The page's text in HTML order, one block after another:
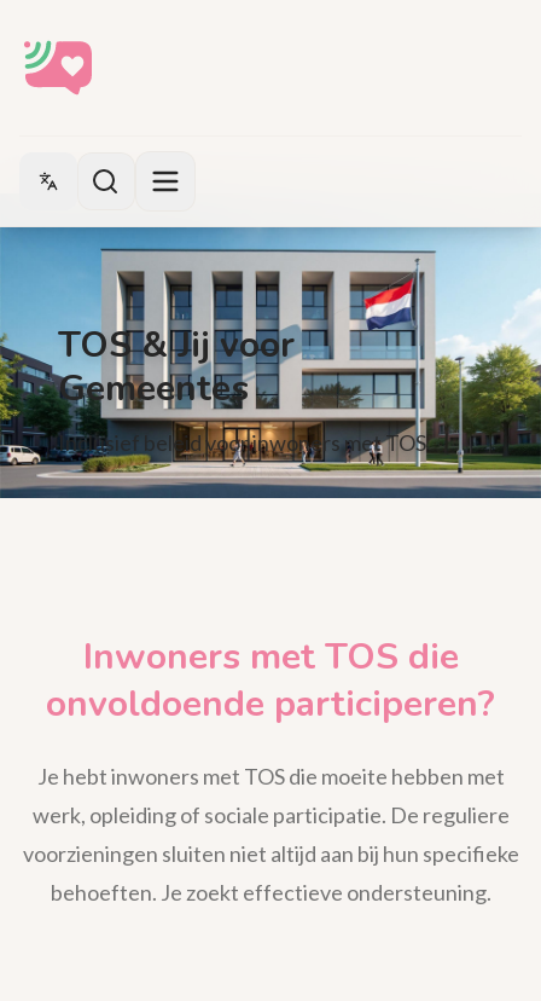
Switch language
TOS & Jij voor
Gemeentes
Inclusief beleid voor inwoners met TOS
Inwoners met TOS die
onvoldoende participeren?
Je hebt inwoners met TOS die moeite hebben met
werk, opleiding of sociale participatie. De reguliere
voorzieningen sluiten niet altijd aan bij hun specifieke
behoeften. Je zoekt effectieve ondersteuning.